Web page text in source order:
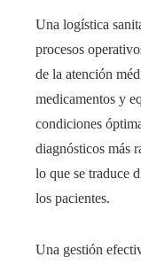
Una logística
procesos
de la atención
medicamentos y
condiciones
diagnósticos más
lo que se traduce
los pacientes.
Una gestión